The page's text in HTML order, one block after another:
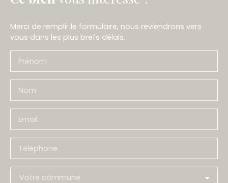
Merci de remplir le formulaire, nous reviendrons vers
vous dans les plus brefs délais.
Prénom
Nom
Email
Téléphone
Votre commune